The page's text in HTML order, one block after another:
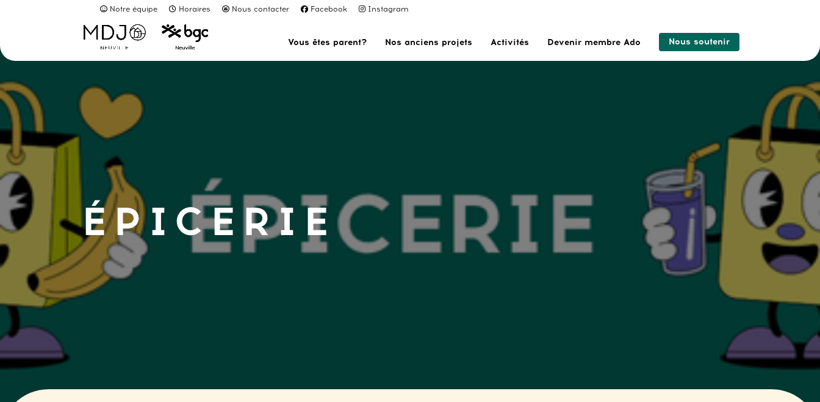
Notre équipe Horaires Nous contacter Facebook Instagram
Vous êtes parent? Nos anciens projets Activités Devenir membre Ado Nous soutenir
ÉPICERIE